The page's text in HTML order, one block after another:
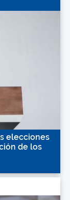
elecciones
de los